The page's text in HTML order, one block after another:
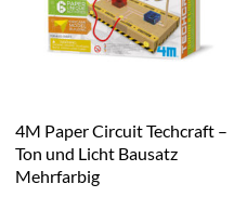
4M Paper Circuit Techcraft –
Ton und Licht Bausatz
Mehrfarbig